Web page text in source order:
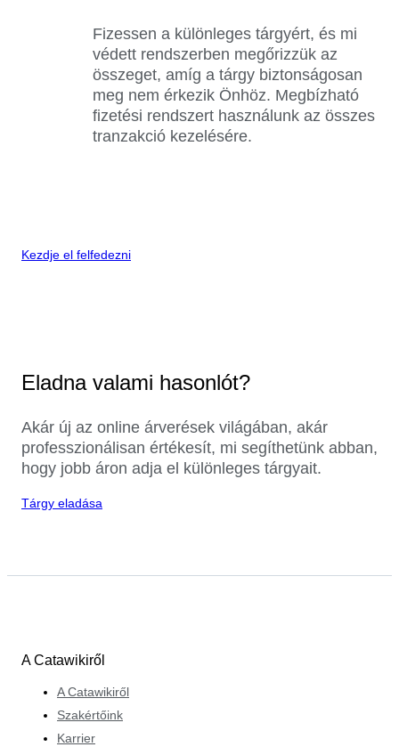
Fizessen a különleges tárgyért, és mi
védett rendszerben megőrizzük az
összeget, amíg a tárgy biztonságosan
meg nem érkezik Önhöz. Megbízható
fizetési rendszert használunk az összes
tranzakció kezelésére.
Kezdje el felfedezni
Eladna valami hasonlót?
Akár új az online árverések világában, akár
professzionálisan értékesít, mi segíthetünk abban,
hogy jobb áron adja el különleges tárgyait.
Tárgy eladása
A Catawikiről
A Catawikiről
Szakértőink
Karrier